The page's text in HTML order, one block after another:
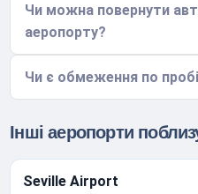
Чи можна повернути
аеропорту?
Чи є обмеження по
Інші аеропорти
Seville Airport